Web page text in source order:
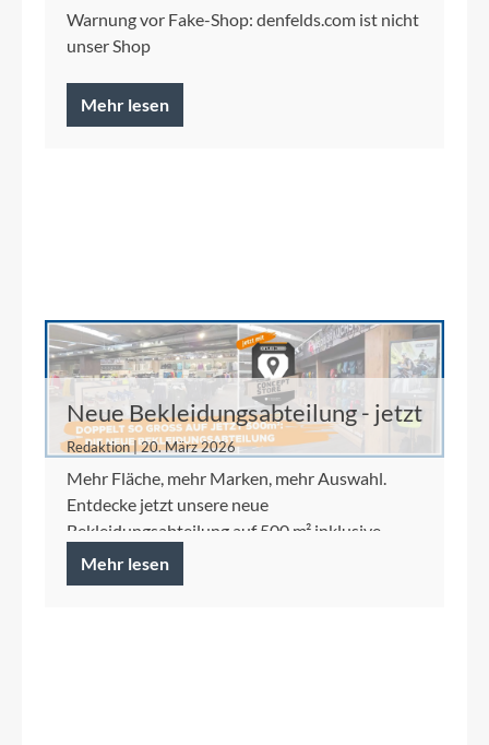
Warnung vor Fake-Shop: denfelds.com ist nicht
unser Shop
Mehr lesen
Neue Bekleidungsabteilung - jetzt
auf 500 m²
Redaktion | 20. März 2026
Mehr Fläche, mehr Marken, mehr Auswahl.
Entdecke jetzt unsere neue
Bekleidungsabteilung auf 500 m² inklusive
Ortlieb Concept Store.
Mehr lesen